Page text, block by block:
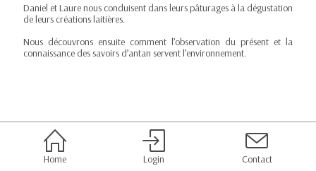
Daniel et Laure nous conduisent dans leurs pâturages à la dégustation
de leurs créations laitières.
Nous découvrons ensuite comment l’observation du présent et la
connaissance des savoirs d’antan servent l’environnement.
Home Login Contact